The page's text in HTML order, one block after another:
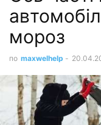
мороз
по maxwelhelp -